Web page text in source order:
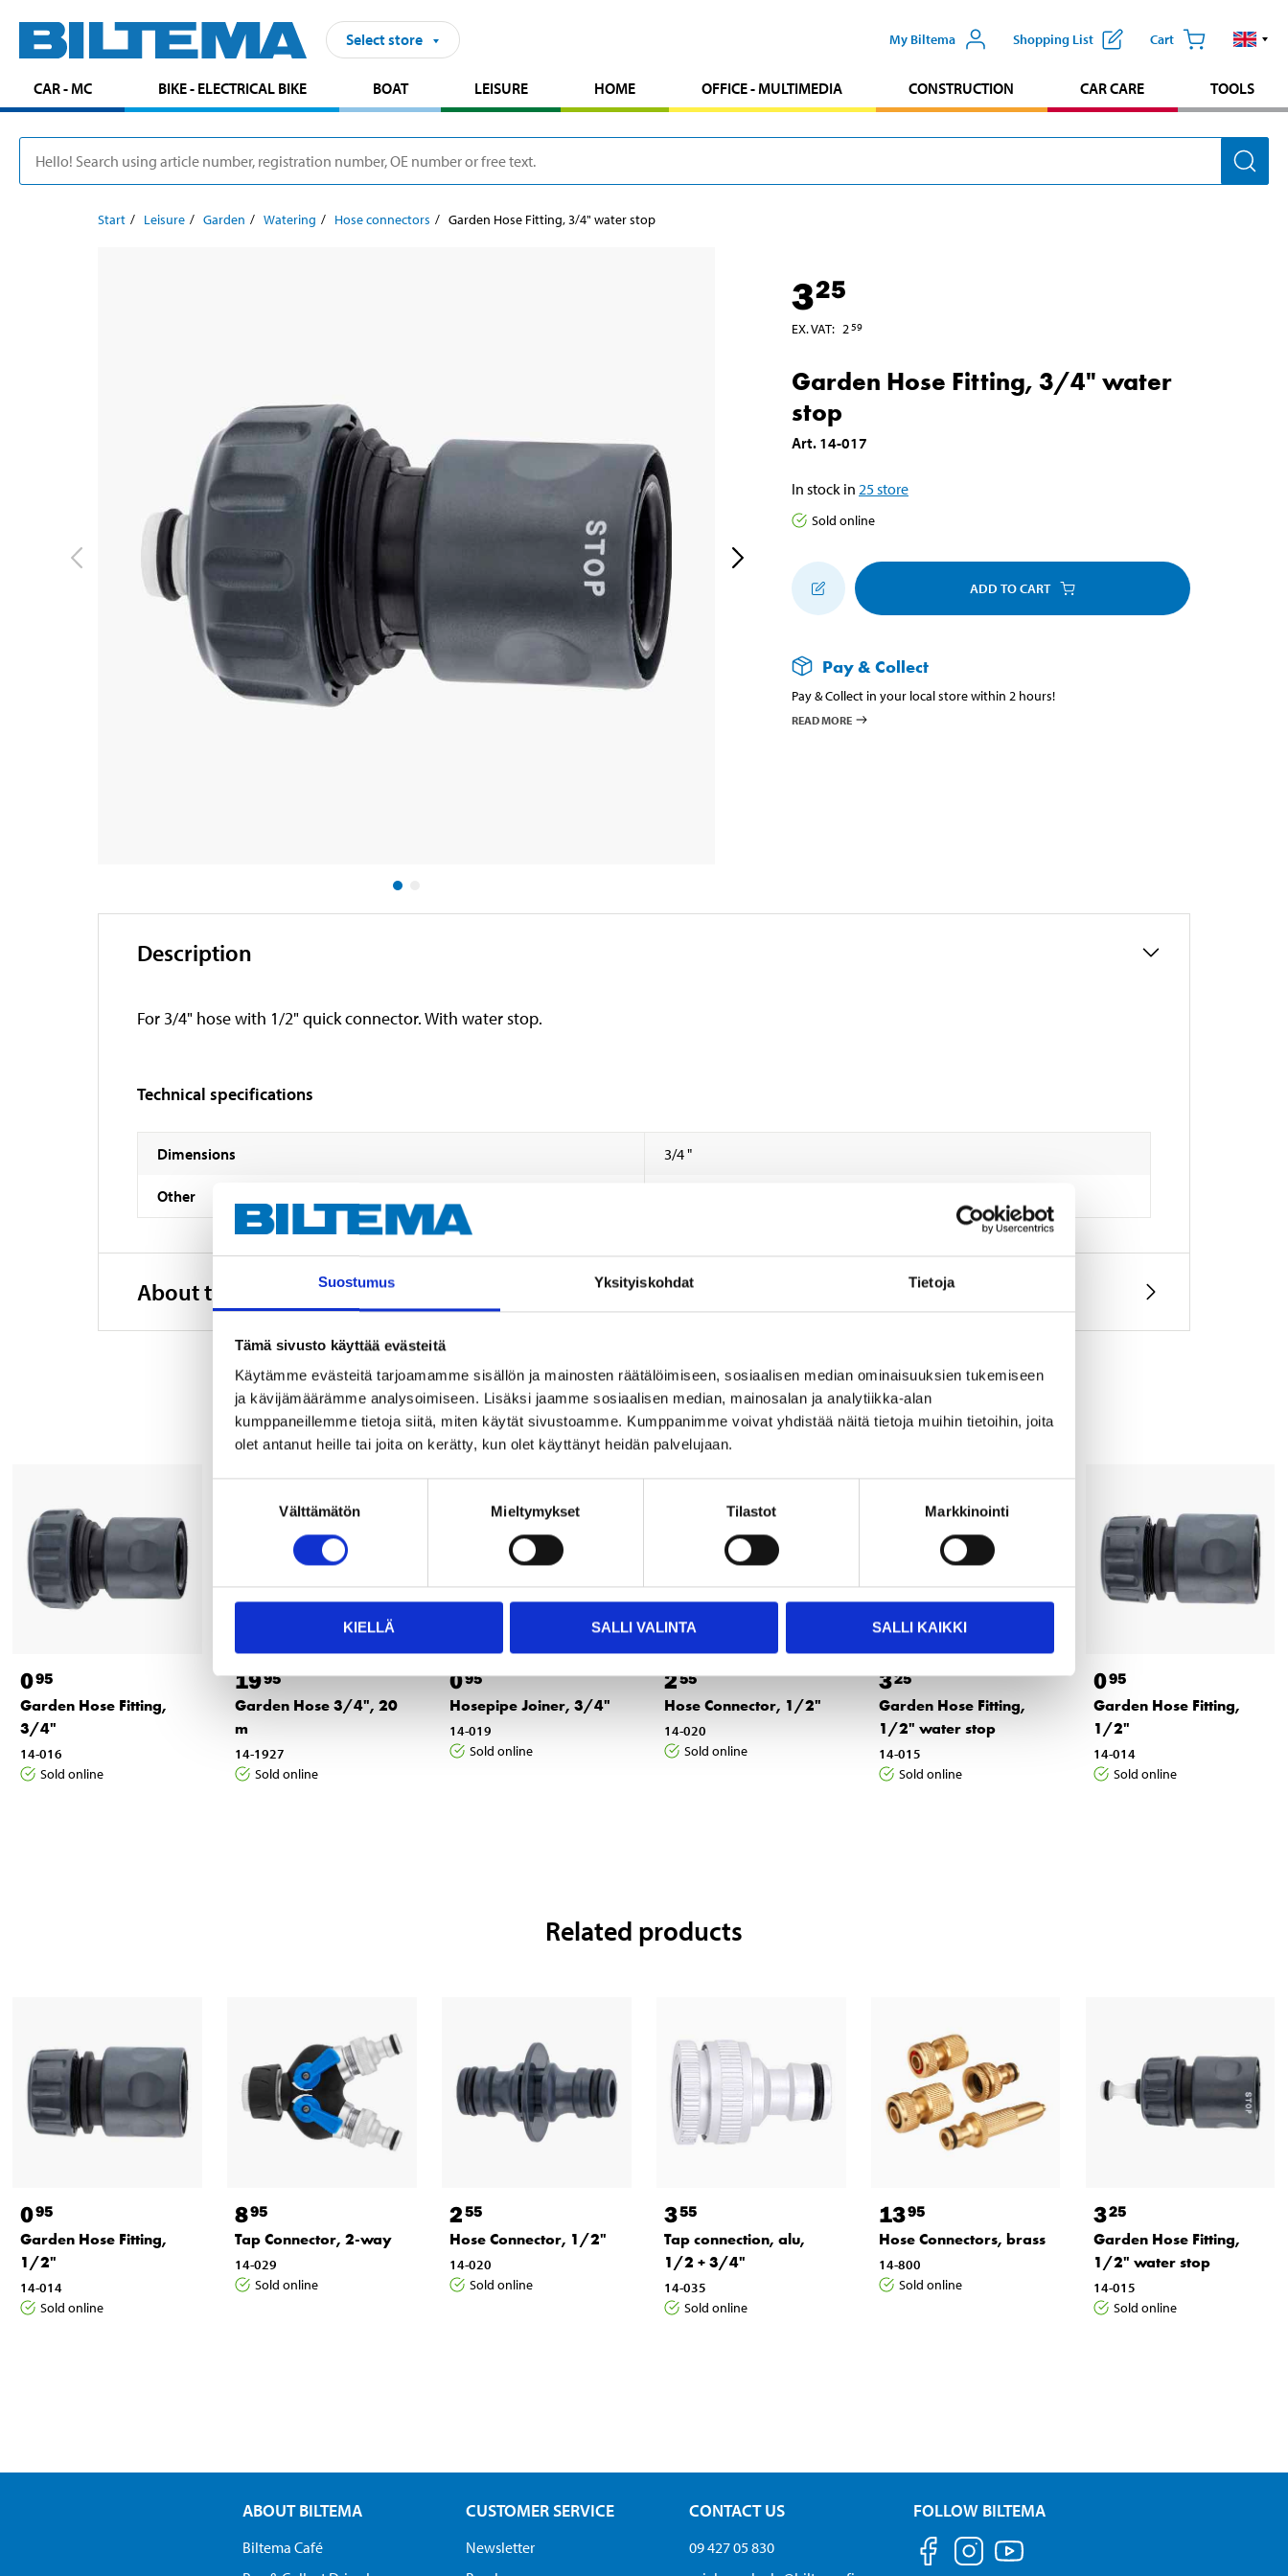
Suostumus Yksityiskohdat Tietoja
Tämä sivusto käyttää evästeitä
Käytämme evästeitä tarjoamamme sisällön ja mainosten räätälöimiseen, sosiaalisen median ominaisuuksien tukemiseen
ja kävijämäärämme analysoimiseen. Lisäksi jaamme sosiaalisen median, mainosalan ja analytiikka-alan
kumppaneillemme tietoja siitä, miten käytät sivustoamme. Kumppanimme voivat yhdistää näitä tietoja muihin tietoihin, joita
olet antanut heille tai joita on kerätty, kun olet käyttänyt heidän palvelujaan.
Välttämätön Mieltymykset Tilastot Markkinointi
KIELLÄ SALLI VALINTA SALLI KAIKKI
Select store My Biltema Shopping List Cart
CAR - MC BIKE - ELECTRICAL BIKE BOAT LEISURE HOME OFFICE - MULTIMEDIA CONSTRUCTION CAR CARE TOOLS
Start Leisure Garden Watering Hose connectors Garden Hose Fitting, 3/4" water stop
325
EX. VAT: 259
Garden Hose Fitting, 3/4" water
stop
Art. 14-017
In stock in 25store
Sold online
ADD TO CART
Pay & Collect
Pay & Collect in your local store within 2 hours!
READ MORE
Description
For 3/4" hose with 1/2" quick connector. With water stop.
Technical specifications
Dimensions 3/4 "
Other
About the manufacturer
Other customers also bought
095
Garden Hose Fitting,
3/4"
14-016
Sold online
1995
Garden Hose 3/4", 20
m
14-1927
Sold online
095
Hosepipe Joiner, 3/4"
14-019
Sold online
255
Hose Connector, 1/2"
14-020
Sold online
325
Garden Hose Fitting,
1/2" water stop
14-015
Sold online
095
Garden Hose Fitting,
1/2"
14-014
Sold online
Related products
095
Garden Hose Fitting,
1/2"
14-014
Sold online
895
Tap Connector, 2-way
14-029
Sold online
255
Hose Connector, 1/2"
14-020
Sold online
355
Tap connection, alu,
1/2 + 3/4"
14-035
Sold online
1395
Hose Connectors, brass
14-800
Sold online
325
Garden Hose Fitting,
1/2" water stop
14-015
Sold online
ABOUT BILTEMA
Biltema Café
CUSTOMER SERVICE
Newsletter
CONTACT US
09 427 05 830
FOLLOW BILTEMA